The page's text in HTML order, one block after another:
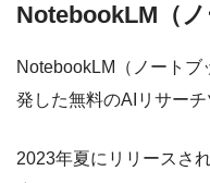
NotebookLM（
NotebookLM（ノートブ
発した無料のAIリサーチ
2023年夏にリリースさ